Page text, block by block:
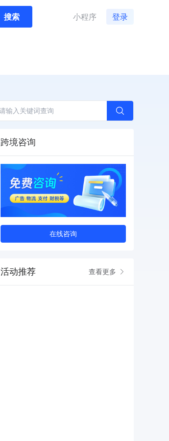
搜索 小程序 登录
跨境咨询
在线咨询
活动推荐 查看更多